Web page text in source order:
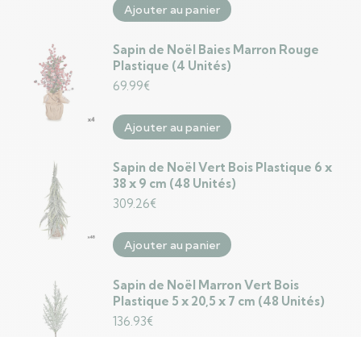
Ajouter au panier
Sapin de Noël Baies Marron Rouge
Plastique (4 Unités)
69.99€
Ajouter au panier
Sapin de Noël Vert Bois Plastique 6 x
38 x 9 cm (48 Unités)
309.26€
Ajouter au panier
Sapin de Noël Marron Vert Bois
Plastique 5 x 20,5 x 7 cm (48 Unités)
136.93€